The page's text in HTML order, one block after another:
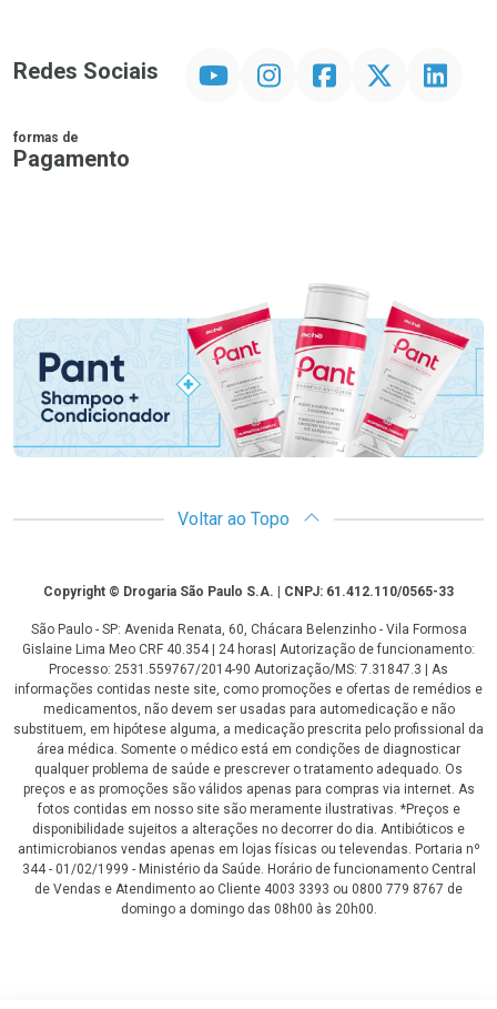
Redes Sociais InstagramFacebook Linkedin
formas de
Pagamento
Promoção em Destaque
Voltar ao Topo
CopyrightCopyright © Drogaria São Paulo S.A. | CNPJ: 61.412.110/0565-33
São Paulo - SP: Avenida Renata, 60, Chácara Belenzinho - Vila Formosa
Gislaine Lima Meo CRF 40.354 | 24 horas| Autorização de funcionamento:
Processo: 2531.559767/2014-90 Autorização/MS: 7.31847.3 | As
informações contidas neste site, como promoções e ofertas de remédios e
medicamentos, não devem ser usadas para automedicação e não
substituem, em hipótese alguma, a medicação prescrita pelo profissional da
área médica. Somente o médico está em condições de diagnosticar
qualquer problema de saúde e prescrever o tratamento adequado. Os
preços e as promoções são válidos apenas para compras via internet. As
fotos contidas em nosso site são meramente ilustrativas. *Preços e
disponibilidade sujeitos a alterações no decorrer do dia. Antibióticos e
antimicrobianos vendas apenas em lojas físicas ou televendas. Portaria nº
344 - 01/02/1999 - Ministério da Saúde. Horário de funcionamento Central
de Vendas e Atendimento ao Cliente 4003 3393 ou 0800 779 8767 de
domingo a domingo das 08h00 às 20h00.